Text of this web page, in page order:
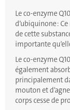
Le co-enzyme
d’ubiquinone :
de cette
importante
Le co-enzyme
également
principalement
mouton et
corps cesse de